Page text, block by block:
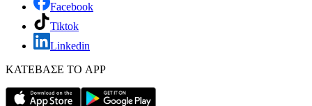
Facebook
Tiktok
Linkedin
ΚΑΤΕΒΑΣΕ ΤΟ APP